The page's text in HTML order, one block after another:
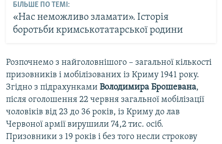
БІЛЬШЕ ПО ТЕМІ:
«Нас неможливо зламати». Історія
боротьби кримськотатарської родини
Розпочнемо з найголовнішого – загальної кількості
призовників і мобілізованих із Криму 1941 року.
Згідно з підрахунками Володимира Брошевана,
після оголошення 22 червня загальної мобілізації
чоловіків від 23 до 36 років, із Криму до лав
Червоної армії вирушили 74,2 тис. осіб.
Призовники з 19 років і без того несли строкову